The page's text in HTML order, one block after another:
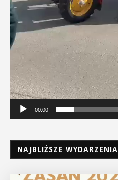
00:00
NAJBLIŻSZE WYDARZENIA